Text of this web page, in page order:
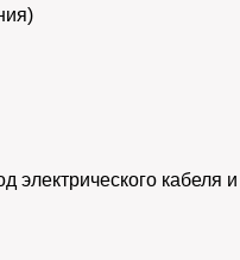
электрического